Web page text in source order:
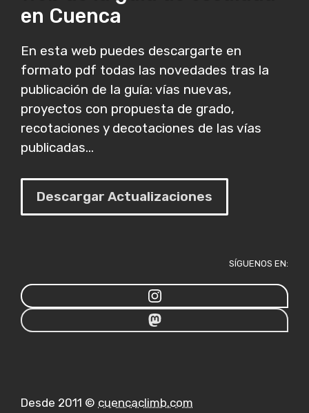
en Cuenca
En esta web puedes descargarte en
formato pdf todas las novedades tras la
publicación de la guía: vías nuevas,
proyectos con propuesta de grado,
recotaciones y decotaciones de las vías
publicadas...
Descargar Actualizaciones
SÍGUENOS EN:
Desde 2011 © cuencaclimb.com